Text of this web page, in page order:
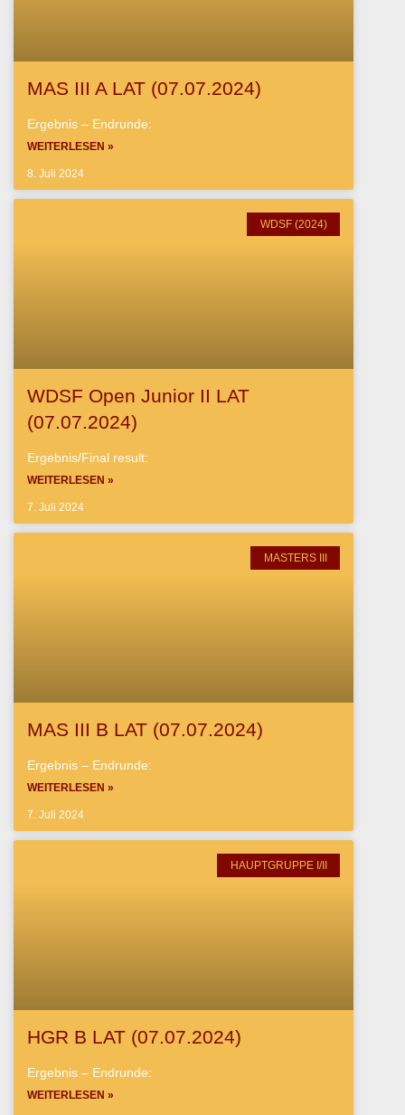
MAS III A LAT (07.07.2024)
Ergebnis – Endrunde:
WEITERLESEN »
8. Juli 2024
WDSF (2024)
WDSF Open Junior II LAT
(07.07.2024)
Ergebnis/Final result:
WEITERLESEN »
7. Juli 2024
MASTERS III
MAS III B LAT (07.07.2024)
Ergebnis – Endrunde:
WEITERLESEN »
7. Juli 2024
HAUPTGRUPPE I/II
HGR B LAT (07.07.2024)
Ergebnis – Endrunde:
WEITERLESEN »